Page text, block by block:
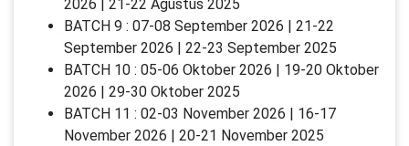
2026 | 21-22 Agustus 2025
BATCH 9 : 07-08 September 2026 | 21-22
September 2026 | 22-23 September 2025
BATCH 10 : 05-06 Oktober 2026 | 19-20 Oktober
2026 | 29-30 Oktober 2025
BATCH 11 : 02-03 November 2026 | 16-17
November 2026 | 20-21 November 2025